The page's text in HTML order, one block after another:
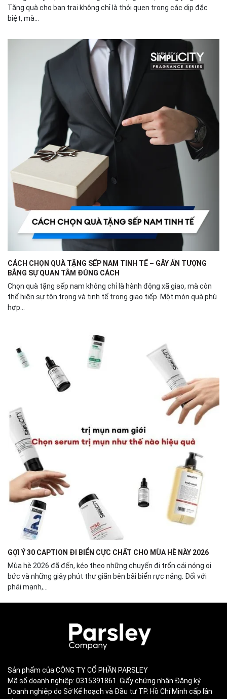
Tặng quà cho bạn trai không chỉ là thói quen trong các dịp đặc
biệt, mà...
CÁCH CHỌN QUÀ TẶNG SẾP NAM TINH TẾ – GÂY ẤN TƯỢNG
BẰNG SỰ QUAN TÂM ĐÚNG CÁCH
Chọn quà tặng sếp nam không chỉ là hành động xã giao, mà còn
thể hiện sự tôn trọng và tinh tế trong giao tiếp. Một món quà phù
hợp...
GỢI Ý 30 CAPTION ĐI BIỂN CỰC CHẤT CHO MÙA HÈ NÀY 2026
Mùa hè 2026 đã đến, kéo theo những chuyến đi trốn cái nóng oi
bức và những giây phút thư giãn bên bãi biển rực nắng. Đối với
phái mạnh,...
Sản phẩm của CÔNG TY CỔ PHẦN PARSLEY
Mã số doanh nghiệp: 0315391861. Giấy chứng nhận Đăng ký
Doanh nghiệp do Sở Kế hoạch và Đầu tư TP. Hồ Chí Minh cấp lần